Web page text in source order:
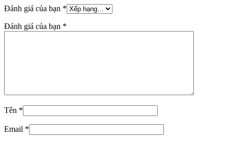
Đánh giá của bạn *
Đánh giá của bạn *
Tên *
Email *